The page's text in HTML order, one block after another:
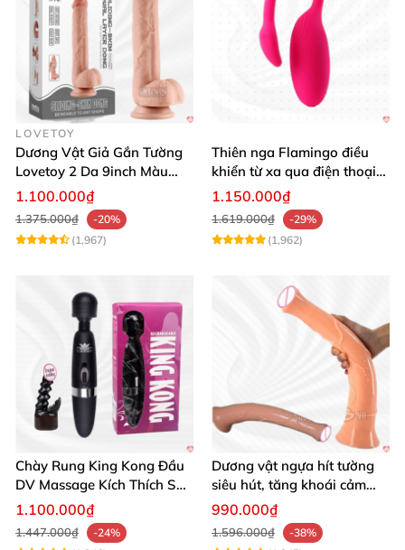
LOVETOY
Dương Vật Giả Gắn Tường
Lovetoy 2 Da 9inch Màu
Flesh Hàng Chính Hãng
1.100.000₫
1.375.000₫
-20%
(1,967)
Thiên nga Flamingo điều
khiển từ xa qua điện thoại
cực dễ dàng
1.150.000₫
1.619.000₫
-29%
(1,962)
Chày Rung King Kong Đầu
DV Massage Kích Thích Sâu
Mạnh Mẽ
1.100.000₫
1.447.000₫
-24%
Dương vật ngựa hít tường
siêu hút, tăng khoái cảm
tận hưởng
990.000₫
1.596.000₫
-38%